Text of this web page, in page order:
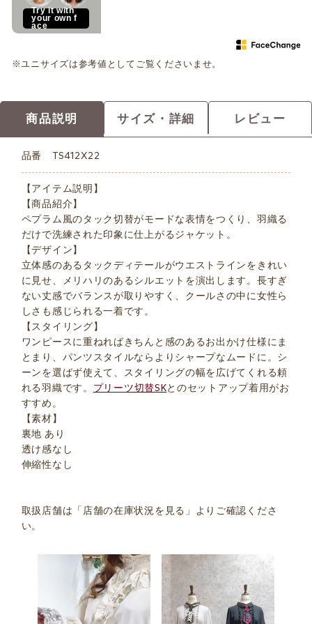
Try it with
your own f
ace
※ユニサイズは参考値としてご覧くださいませ。
商品説明 サイズ・詳細 レビュー
品番 TS412X22
【アイテム説明】
【商品紹介】
ペプラム風のタック切替がモードな表情をつくり、羽織る
だけで洗練された印象に仕上がるジャケット。
【デザイン】
立体感のあるタックディテールがウエストラインをきれい
に見せ、メリハリのあるシルエットを演出します。長すぎ
ない丈感でバランスが取りやすく、クールさの中に女性ら
しさも感じられる一着です。
【スタイリング】
ワンピースに重ねればきちんと感のあるお出かけ仕様にま
とまり、パンツスタイルならよりシャープなムードに。シ
ーンを選ばず使えて、スタイリングの幅を広げてくれる頼
れる羽織です。 プリーツ切替SKとのセットアップ着用がお
すすめ。
【素材】
裏地 あり
透け感なし
伸縮性なし
取扱店舗は「店舗の在庫状況を見る」よりご確認くださ
い。